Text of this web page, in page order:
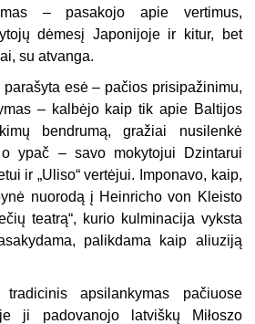
– pasakojo apie vertimus,
dėmesį Japonijoje ir kitur, bet
su atvanga.
parašyta esė – pačios prisipažinimu,
– kalbėjo kaip tik apie Baltijos
bendrumą, gražiai nusilenkė
o ypač – savo mokytojui Dzintarui
ir „Uliso“ vertėjui. Imponavo, kaip,
nuorodą į Heinricho von Kleisto
teatrą“, kurio kulminacija vyksta
palikdama kaip aliuziją
apsilankymas pačiuose
ji padovanojo latviškų Miłoszo